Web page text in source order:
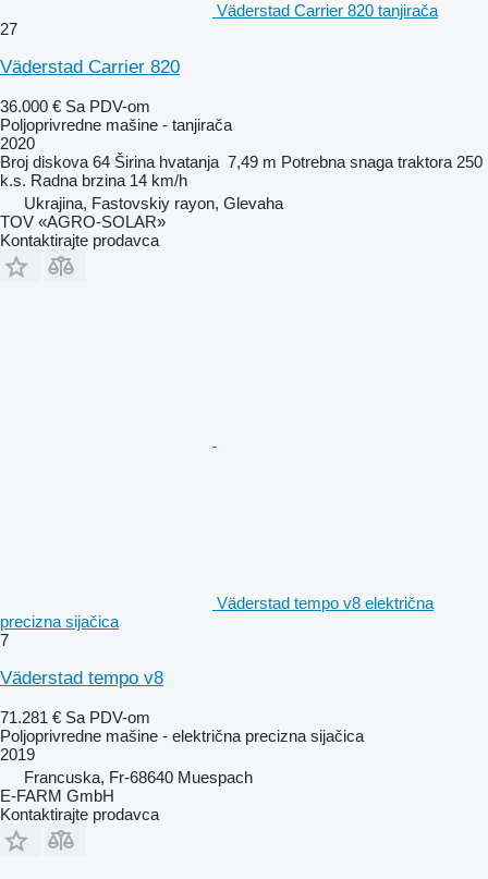
Väderstad Carrier 820 tanjirača
27
Väderstad Carrier 820
36.000 € Sa PDV-om
Poljoprivredne mašine - tanjirača
2020
Broj diskova 64 Širina hvatanja 7,49 m Potrebna snaga traktora 250
k.s. Radna brzina 14 km/h
Ukrajina, Fastovskiy rayon, Glevaha
TOV «AGRO-SOLAR»
Kontaktirajte prodavca
Väderstad tempo v8 električna
precizna sijačica
7
Väderstad tempo v8
71.281 € Sa PDV-om
Poljoprivredne mašine - električna precizna sijačica
2019
Francuska, Fr-68640 Muespach
E-FARM GmbH
Kontaktirajte prodavca